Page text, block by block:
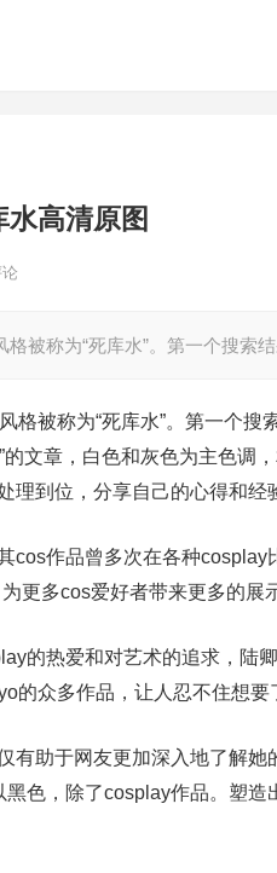
高清原图
被称为“死库水”。第一个搜索
被称为“死库水”。第一个搜
文章，白色和灰色为主色调
到位，分享自己的心得和经
cos作品曾多次在各种cosplay
更多cos爱好者带来更多的展
的热爱和对艺术的追求，陆
的众多作品，让人忍不住想要
有助于网友更加深入地了解她
色，除了cosplay作品。塑造